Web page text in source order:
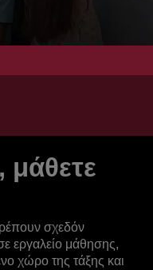
μάθετε
σχεδόν
εργαλείο μάθησης,
χώρο της τάξης και